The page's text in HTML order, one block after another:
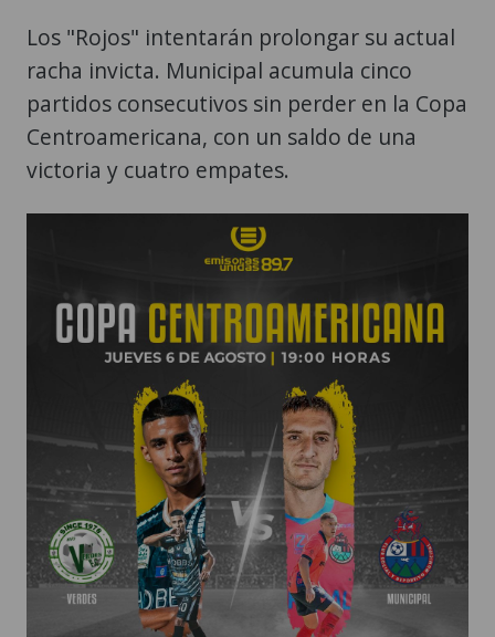
Los "Rojos" intentarán prolongar su actual
racha invicta. Municipal acumula cinco
partidos consecutivos sin perder en la Copa
Centroamericana, con un saldo de una
victoria y cuatro empates.